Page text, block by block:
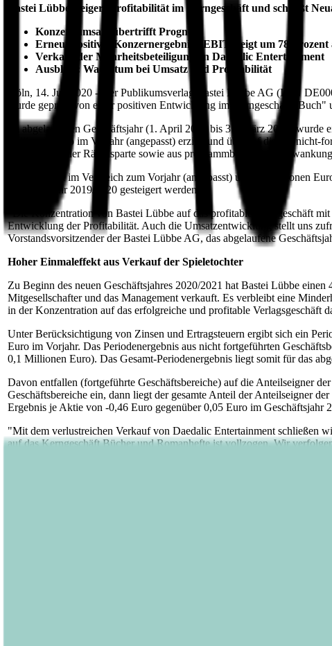
Bastei Lübbe steigert Profitabilität im Kerngeschäft und schließt
Konzernumsatz übertrifft Prognose
Erneut positives Konzernergebnis - EBIT steigt um 78 Prozent
Verkauf der Mehrheitsbeteiligung an Daedalic Entertainment
Ausblick: Wachstum bei Umsatz und Profitabilität
Köln, 14. Juli 2020 - Der Publikumsverlag Bastei Lübbe AG (ISIN
wurde geprägt von einer positiven Entwicklung im Kerngeschäft
Im abgelaufenen Geschäftsjahr (1. April 2019 bis 31. März 2020)
Millionen Euro im Vorjahr (angepasst) erzielt und übertraf die um nicht-
dem Verkauf der Rätselsparte sowie aus programmbedingten
Das EBIT ist im Vergleich zum Vorjahr (angepasst) um 1,8 Millionen
Geschäftsjahr 2019/2020 gesteigert werden.
"Die Konzentration von Bastei Lübbe auf das profitable Kerngeschäft
Entwicklung der Profitabilität. Auch die Umsatzentwicklung stellt uns
Vorstandsvorsitzender der Bastei Lübbe AG, das abgelaufene
Hoher Einmaleffekt aus Verkauf der Spieletochter
Zu Beginn des neuen Geschäftsjahres 2020/2021 hat Bastei Lübbe
Mitgesellschafter und das Management verkauft. Es verbleibt eine
in der Konzentration auf das erfolgreiche und profitable Verlagsgeschäft
Unter Berücksichtigung von Zinsen und Ertragsteuern ergibt sich ein
Euro im Vorjahr. Das Periodenergebnis aus nicht fortgeführten
0,1 Millionen Euro). Das Gesamt-Periodenergebnis liegt somit für das
Davon entfallen (fortgeführte Geschäftsbereiche) auf die Anteilseigner
Geschäftsbereiche ein, dann liegt der gesamte Anteil der Anteilseigner
Ergebnis je Aktie von -0,46 Euro gegenüber 0,05 Euro im Geschäftsjahr
"Mit dem verlustreichen Verkauf von Daedalic Entertainment schließen
auf das Kerngeschäft Bücher und Romanhefte ist vollzogen. Wir
Organisation und einer strukturierten Mehrjahresplanung für alle
Der Umsatz im Segment "Buch" betrug im abgelaufenen
Segment "Buch" steuerte ein EBIT in Höhe von 3,3 Millionen Euro
Das Segment "Romanhefte" erzielte Umsatzerlöse in Höhe von 7,7
Millionen Euro (Vorjahr: 0,8 Millionen Euro). Die Vergleichbarkeit mit
Die Netto-Verschuldung konnte im abgelaufenen Geschäftsjahr erneut
Die Eigenkapitalquote des Unternehmens verringerte sich geringfügig